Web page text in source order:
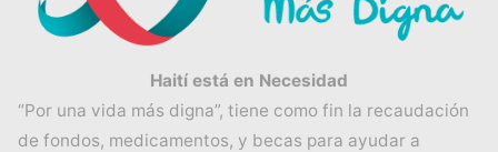
Haití está en Necesidad
“Por una vida más digna”, tiene como fin la recaudación
de fondos, medicamentos, y becas para ayudar a